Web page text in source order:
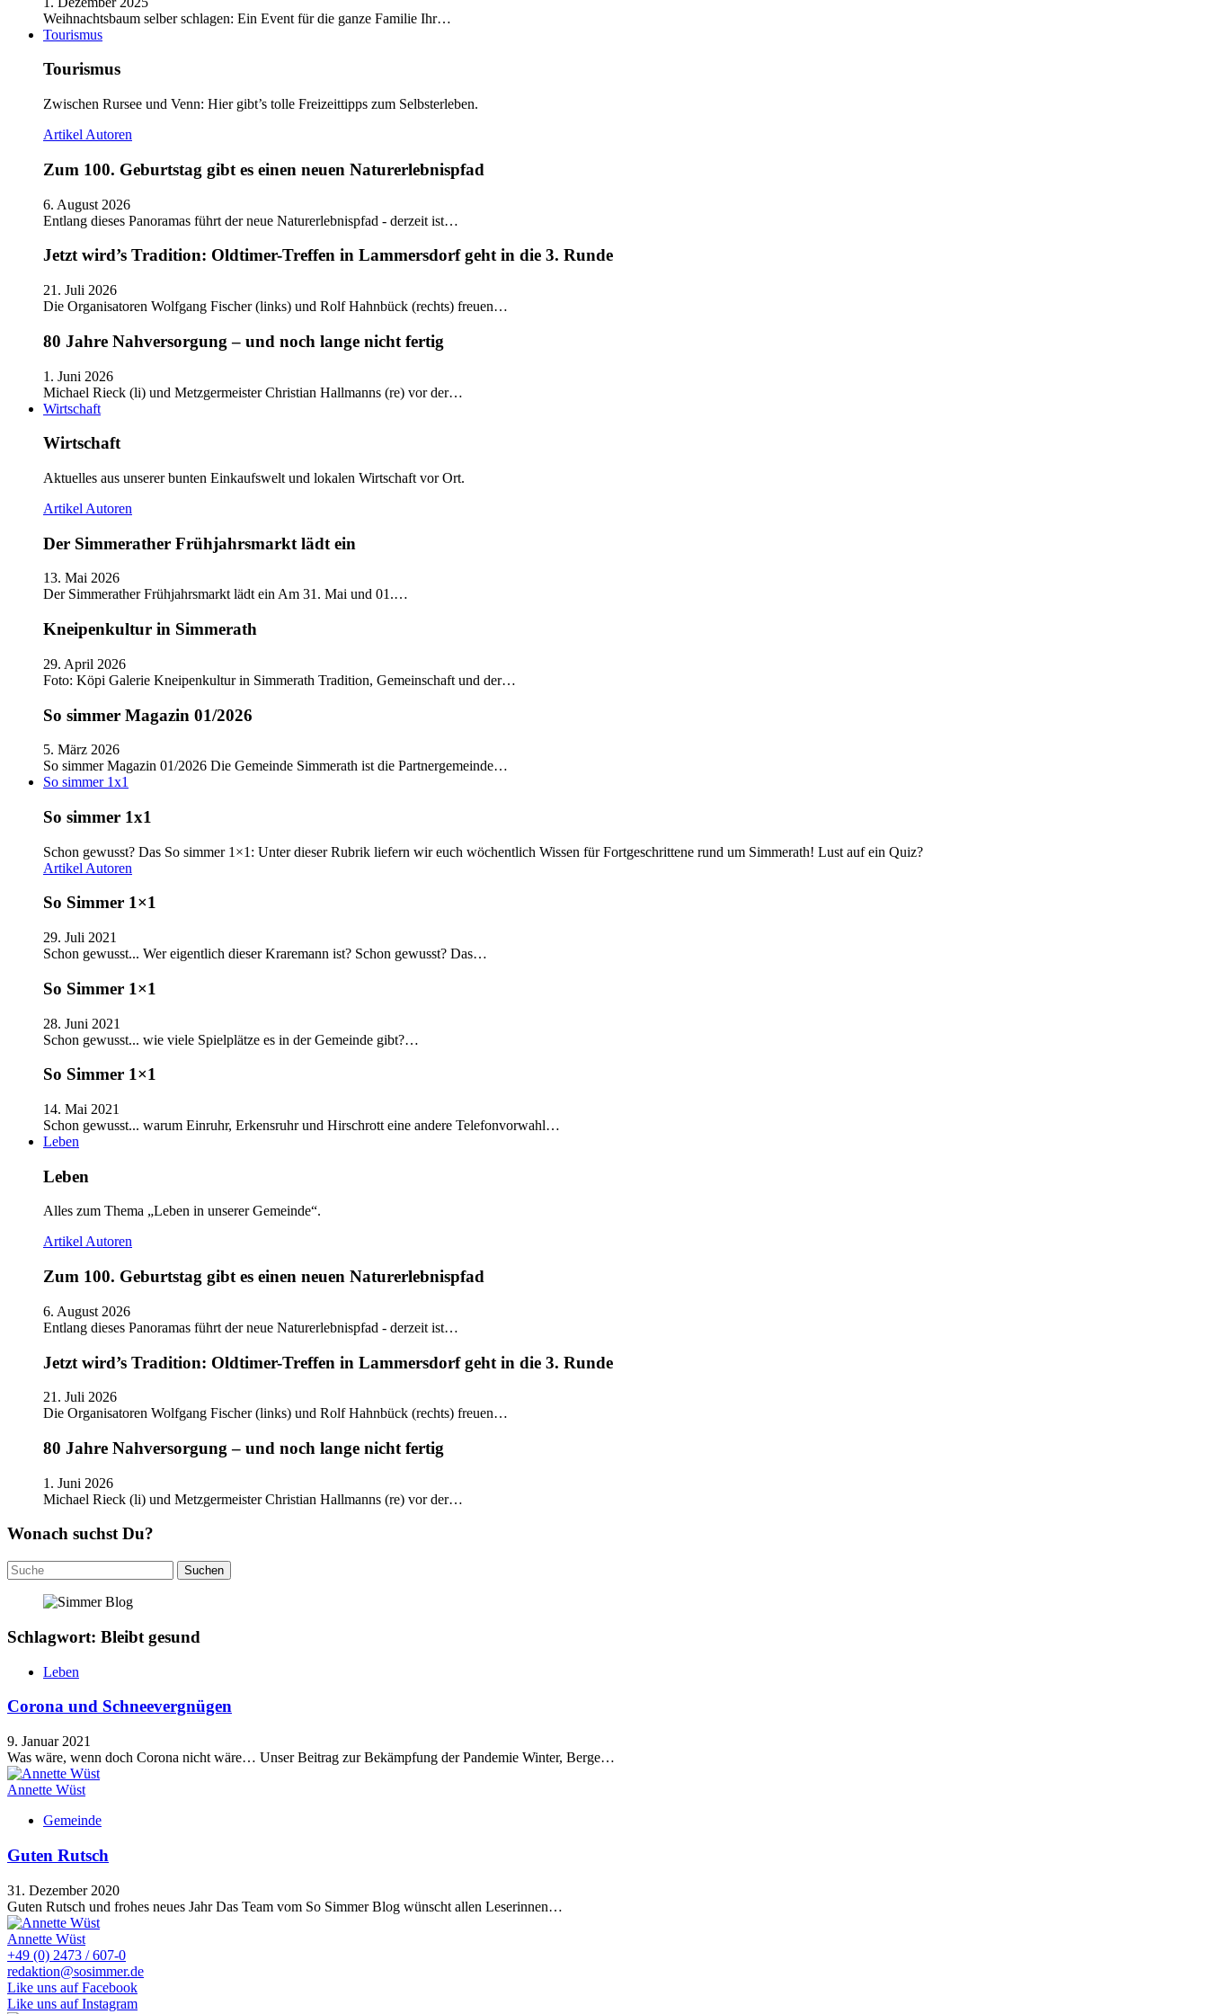
Weihnachtsbaum selber schlagen: Ein Event für die ganze Familie Ihr…
Tourismus
Tourismus
Zwischen Rursee und Venn: Hier gibt’s tolle Freizeittipps zum Selbsterleben.
Artikel Autoren
Zum 100. Geburtstag gibt es einen neuen Naturerlebnispfad
6. August 2026
Entlang dieses Panoramas führt der neue Naturerlebnispfad - derzeit ist…
Jetzt wird’s Tradition: Oldtimer-Treffen in Lammersdorf geht in die 3. Runde
21. Juli 2026
Die Organisatoren Wolfgang Fischer (links) und Rolf Hahnbück (rechts) freuen…
80 Jahre Nahversorgung – und noch lange nicht fertig
1. Juni 2026
Michael Rieck (li) und Metzgermeister Christian Hallmanns (re) vor der…
Wirtschaft
Wirtschaft
Aktuelles aus unserer bunten Einkaufswelt und lokalen Wirtschaft vor Ort.
Artikel Autoren
Der Simmerather Frühjahrsmarkt lädt ein
13. Mai 2026
Der Simmerather Frühjahrsmarkt lädt ein Am 31. Mai und 01.…
Kneipenkultur in Simmerath
29. April 2026
Foto: Köpi Galerie Kneipenkultur in Simmerath Tradition, Gemeinschaft und der…
So simmer Magazin 01/2026
5. März 2026
So simmer Magazin 01/2026 Die Gemeinde Simmerath ist die Partnergemeinde…
So simmer 1x1
So simmer 1x1
Schon gewusst? Das So simmer 1×1: Unter dieser Rubrik liefern wir euch wöchentlich Wissen für Fortgeschrittene rund um Simmerath! Lust auf ein Quiz?
Artikel Autoren
So Simmer 1×1
29. Juli 2021
Schon gewusst... Wer eigentlich dieser Kraremann ist? Schon gewusst? Das…
So Simmer 1×1
28. Juni 2021
Schon gewusst... wie viele Spielplätze es in der Gemeinde gibt?…
So Simmer 1×1
14. Mai 2021
Schon gewusst... warum Einruhr, Erkensruhr und Hirschrott eine andere Telefonvorwahl…
Leben
Leben
Alles zum Thema „Leben in unserer Gemeinde“.
ArtikelAutoren
Zum 100. Geburtstag gibt es einen neuen Naturerlebnispfad
6. August 2026
Entlang dieses Panoramas führt der neue Naturerlebnispfad - derzeit ist…
Jetzt wird’s Tradition: Oldtimer-Treffen in Lammersdorf geht in die 3. Runde
21. Juli 2026
Die Organisatoren Wolfgang Fischer (links) und Rolf Hahnbück (rechts) freuen…
80 Jahre Nahversorgung – und noch lange nicht fertig
1. Juni 2026
Michael Rieck (li) und Metzgermeister Christian Hallmanns (re) vor der…
Wonach suchst Du?
Suchen
nach:
Schlagwort: Bleibt gesund
Leben
Corona und Schneevergnügen
9. Januar 2021
Was wäre, wenn doch Corona nicht wäre… Unser Beitrag zur Bekämpfung der Pandemie Winter, Berge…
Annette Wüst
Gemeinde
Guten Rutsch
31. Dezember 2020
Guten Rutsch und frohes neues Jahr Das Team vom So Simmer Blog wünscht allen Leserinnen…
Annette Wüst
+49 (0) 2473 / 607-0
redaktion@sosimmer.de
Like uns auf Facebook
Like uns auf Instagram